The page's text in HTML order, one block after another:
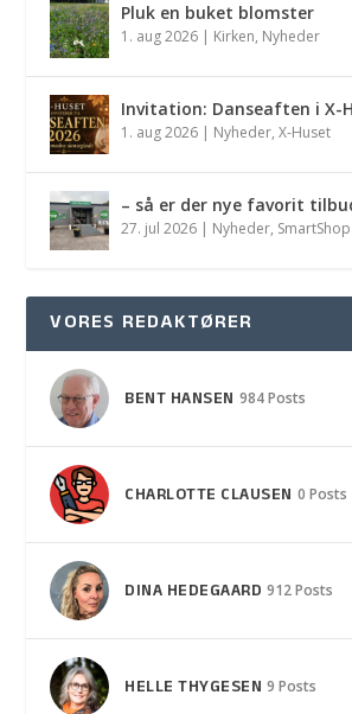
Pluk en buket blomster
1. aug 2026 Kirken, Nyheder
Invitation: Danseaften i X-
1. aug 2026 Nyheder,X-Huset
– så er der nye favorit
27. jul 2026 Nyheder,
VORES REDAKTØRER
BENT HANSEN 984 Posts
CHARLOTTE CLAUSEN 0 Posts
DINA HEDEGAARD 912 Posts
HELLE THYGESEN 9 Posts